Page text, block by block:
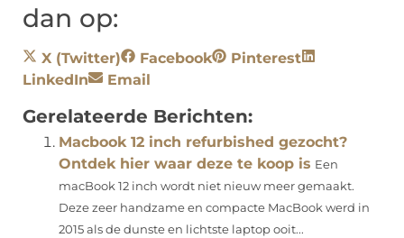
dan op:
X (Twitter) Facebook
Pinterest
LinkedIn
Email
Gerelateerde Berichten:
Macbook 12 inch refurbished gezocht?
Ontdek hier waar deze te koop is Een
macBook 12 inch wordt niet nieuw meer gemaakt.
Deze zeer handzame en compacte MacBook werd in
2015 als de dunste en lichtste laptop ooit...